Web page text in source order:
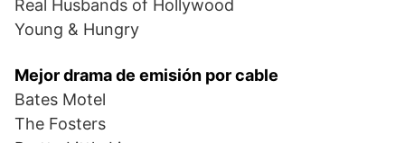
Real Husbands of Hollywood
Young & Hungry
Mejor drama de emisión por cable
Bates Motel
The Fosters